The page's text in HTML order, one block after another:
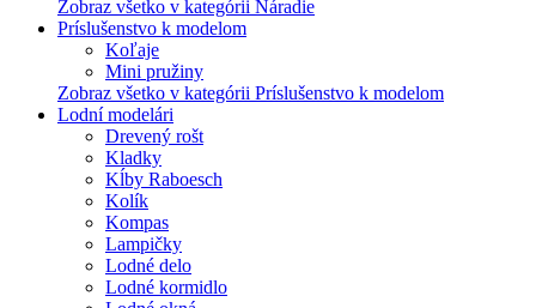
Zobraz všetko v kategórii Náradie
Príslušenstvo k modelom
Koľaje
Mini pružiny
Zobraz všetko v kategórii Príslušenstvo k modelom
Lodní modelári
Drevený rošt
Kladky
Kĺby Raboesch
Kolík
Kompas
Lampičky
Lodné delo
Lodné kormidlo